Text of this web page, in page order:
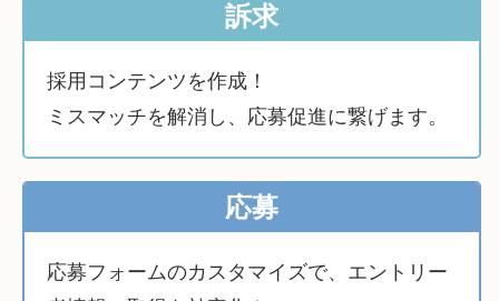
訴求
採用コンテンツを作成！
ミスマッチを解消し、応募促進に繋げます。
応募
応募フォームのカスタマイズで、エントリー